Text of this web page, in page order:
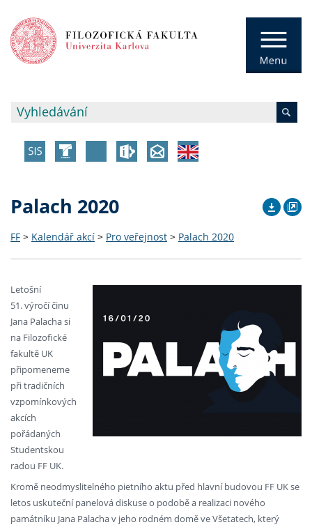
Palach 2020
FF > Kalendář akcí > Pro veřejnost > Palach 2020
Letošní
51. výročí činu
Jana Palacha si
na Filozofické
fakultě UK
připomeneme
při tradičních
vzpomínkových
akcích
pořádaných
Studentskou
radou FF UK.
Kromě neodmyslitelného pietního aktu před hlavní budovou FF UK se
letos uskuteční panelová diskuse o podobě a realizaci nového
památníku Jana Palacha v jeho rodném domě ve Všetatech, který